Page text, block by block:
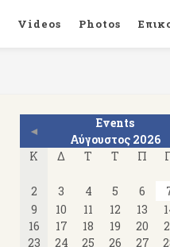
Videos Photos
◄
Events
Αύγουστος 2026
Κ
Δ Τ Τ Π
2
3 4 5 6
9
10 11 12 13
16
17 18 19 20
23
24 25 26 27